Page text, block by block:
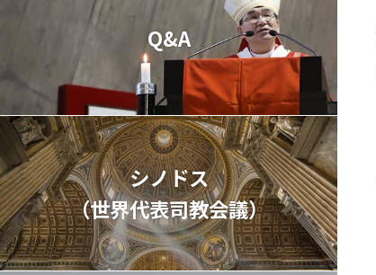
Q&A
シノドス
（世界代表司教会議）